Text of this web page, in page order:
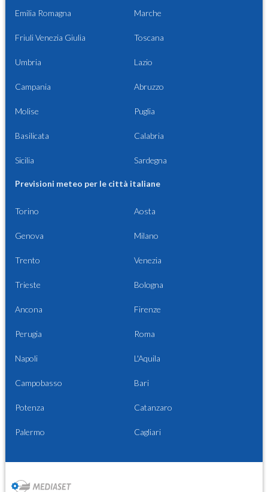
Emilia Romagna Marche
Friuli Venezia Giulia Toscana
Umbria Lazio
Campania Abruzzo
Molise Puglia
Basilicata Calabria
Sicilia Sardegna
Previsioni meteo per le città italiane
Torino Aosta
Genova Milano
Trento Venezia
Trieste Bologna
Ancona Firenze
Perugia Roma
Napoli L'Aquila
Campobasso Bari
Potenza Catanzaro
Palermo Cagliari